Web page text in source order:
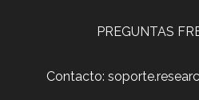
PREGUNTAS
Contacto: